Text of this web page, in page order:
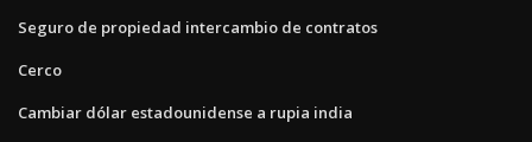
Seguro de propiedad intercambio de contratos
Cerco
Cambiar dólar estadounidense a rupia india